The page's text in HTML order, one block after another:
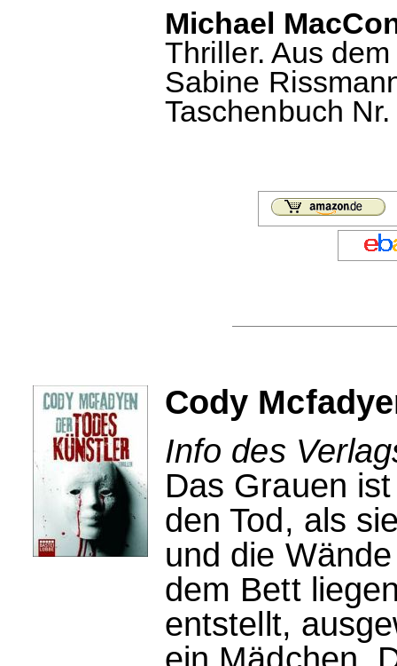
Michael
Thriller. Aus
Sabine
Taschenbuch
Cody
Info des
Das Grauen
den Tod, als
und die
dem Bett
entstellt,
ein Mädchen.